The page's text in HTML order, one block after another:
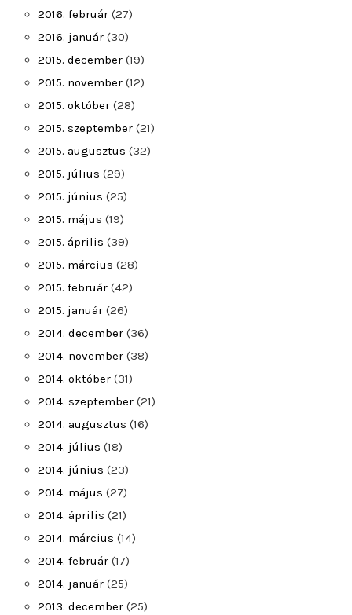
2016. február (27)
2016. január (30)
2015. december (19)
2015. november (12)
2015. október (28)
2015. szeptember (21)
2015. augusztus (32)
2015. július (29)
2015. június (25)
2015. május (19)
2015. április (39)
2015. március (28)
2015. február (42)
2015. január (26)
2014. december (36)
2014. november (38)
2014. október (31)
2014. szeptember (21)
2014. augusztus (16)
2014. július (18)
2014. június (23)
2014. május (27)
2014. április (21)
2014. március (14)
2014. február (17)
2014. január (25)
2013. december (25)